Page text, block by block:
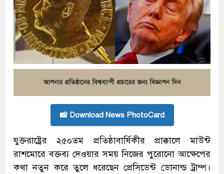
📸 Download News PhotoCard
যুক্তরাষ্ট্রের ২৫০তম প্রতিষ্ঠাবার্ষিকীর প্রাক্কালে মাউন্ট
রাশমোরে বক্তব্য দেওয়ার সময় নিজের পুরোনো আক্ষেপের
কথা নতুন করে তুলে ধরেছেন প্রেসিডেন্ট ডোনাল্ড ট্রাম্প।